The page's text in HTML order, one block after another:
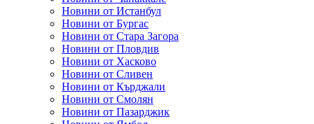
Новини от Истанбул
Новини от Бургас
Новини от Стара Загора
Новини от Пловдив
Новини от Хасково
Новини от Сливен
Новини от Кърджали
Новини от Смолян
Новини от Пазарджик